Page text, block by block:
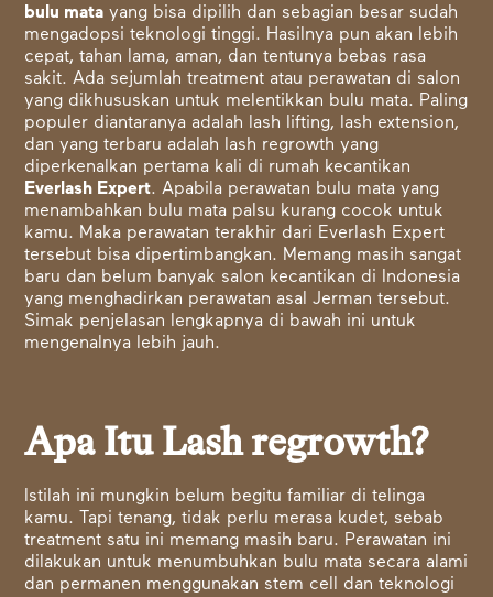
bulu mata yang bisa dipilih dan sebagian besar sudah
mengadopsi teknologi tinggi. Hasilnya pun akan lebih
cepat, tahan lama, aman, dan tentunya bebas rasa
sakit. Ada sejumlah treatment atau perawatan di salon
yang dikhususkan untuk melentikkan bulu mata. Paling
populer diantaranya adalah lash lifting, lash extension,
dan yang terbaru adalah lash regrowth yang
diperkenalkan pertama kali di rumah kecantikan
Everlash Expert. Apabila perawatan bulu mata yang
menambahkan bulu mata palsu kurang cocok untuk
kamu. Maka perawatan terakhir dari Everlash Expert
tersebut bisa dipertimbangkan. Memang masih sangat
baru dan belum banyak salon kecantikan di Indonesia
yang menghadirkan perawatan asal Jerman tersebut.
Simak penjelasan lengkapnya di bawah ini untuk
mengenalnya lebih jauh.
Apa Itu Lash regrowth?
Istilah ini mungkin belum begitu familiar di telinga
kamu. Tapi tenang, tidak perlu merasa kudet, sebab
treatment satu ini memang masih baru. Perawatan ini
dilakukan untuk menumbuhkan bulu mata secara alami
dan permanen menggunakan stem cell dan teknologi